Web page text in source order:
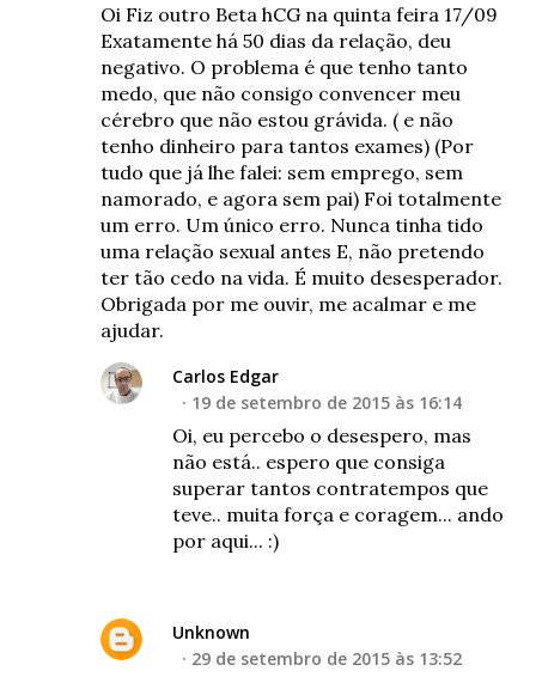
Oi Fiz outro Beta hCG na quinta feira 17/09
Exatamente há 50 dias da relação, deu
negativo. O problema é que tenho tanto
medo, que não consigo convencer meu
cérebro que não estou grávida. ( e não
tenho dinheiro para tantos exames) (Por
tudo que já lhe falei: sem emprego, sem
namorado, e agora sem pai) Foi totalmente
um erro. Um único erro. Nunca tinha tido
uma relação sexual antes E, não pretendo
ter tão cedo na vida. É muito desesperador.
Obrigada por me ouvir, me acalmar e me
ajudar.
Carlos Edgar
19 de setembro de 2015 às 16:14
Oi, eu percebo o desespero, mas
não está.. espero que consiga
superar tantos contratempos que
teve.. muita força e coragem... ando
por aqui... :)
Unknown
29 de setembro de 2015 às 13:52